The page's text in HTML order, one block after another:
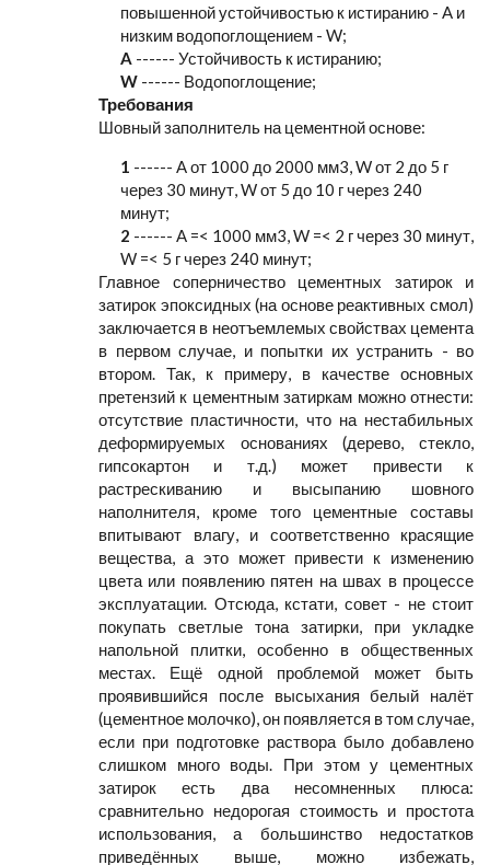
повышенной устойчивостью к истиранию - A и
низким водопоглощением - W;
A ------ Устойчивость к истиранию;
W ------ Водопоглощение;
Требования
Шовный заполнитель на цементной основе:
1 ------ A от 1000 до 2000 мм3, W от 2 до 5 г
через 30 минут, W от 5 до 10 г через 240
минут;
2 ------ A =< 1000 мм3, W =< 2 г через 30 минут,
W =< 5 г через 240 минут;
Главное соперничество цементных затирок и
затирок эпоксидных (на основе реактивных смол)
заключается в неотъемлемых свойствах цемента
в первом случае, и попытки их устранить - во
втором. Так, к примеру, в качестве основных
претензий к цементным затиркам можно отнести:
отсутствие пластичности, что на нестабильных
деформируемых основаниях (дерево, стекло,
гипсокартон и т.д.) может привести к
растрескиванию и высыпанию шовного
наполнителя, кроме того цементные составы
впитывают влагу, и соответственно красящие
вещества, а это может привести к изменению
цвета или появлению пятен на швах в процессе
эксплуатации. Отсюда, кстати, совет - не стоит
покупать светлые тона затирки, при укладке
напольной плитки, особенно в общественных
местах. Ещё одной проблемой может быть
проявившийся после высыхания белый налёт
(цементное молочко), он появляется в том случае,
если при подготовке раствора было добавлено
слишком много воды. При этом у цементных
затирок есть два несомненных плюса:
сравнительно недорогая стоимость и простота
использования, а большинство недостатков
приведённых выше, можно избежать,